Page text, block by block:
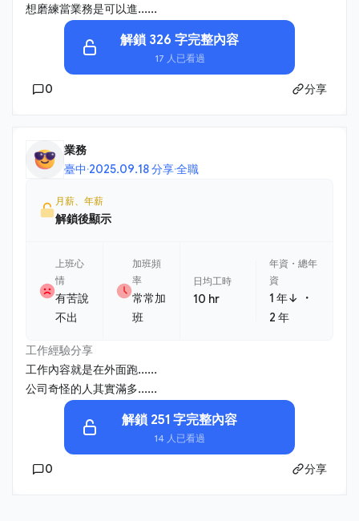
想磨練當業務是可以進......
解鎖 326 字完整內容
17 人已看過
0 分享
業務
臺中·2025.09.18 分享·全職
月薪、年薪
解鎖後顯示
上班心
情
有苦說
不出
加班頻
率
常常加
班
日均工時
10 hr
年資・總年
資
1 年↓ ・
2 年
工作經驗分享
工作內容就是在外面跑......
公司奇怪的人其實滿多......
解鎖 251 字完整內容
14 人已看過
0 分享